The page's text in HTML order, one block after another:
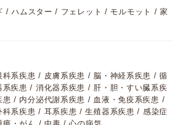
/ ハムスター / フェレット / モルモット / 家
系疾患 / 皮膚系疾患 / 脳・神経系疾患 / 循
疾患 / 消化器系疾患 / 肝・胆・すい臓系疾
/ 内分泌代謝系疾患 / 血液・免疫系疾患 /
系疾患 / 耳系疾患 / 生殖器系疾患 / 感染症